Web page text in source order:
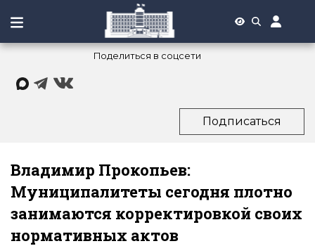
Поделиться в соцсети
Подписаться
Владимир Прокопьев:
Муниципалитеты сегодня плотно
занимаются корректировкой своих
нормативных актов